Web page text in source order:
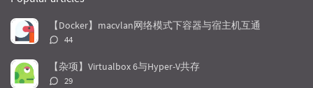
p
u
l
a
r
a
e
s
o
【Docker】macvlan网络模式下容器与宿主机互通
评
数：
44
【杂项】Virtualbox 6与Hyper-V共存
评
29